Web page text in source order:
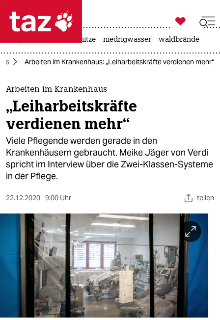
 taz zahl ich
taz zahl ich
themen
politik
öko
gesellschaft
kultur
sport
berlin
wahrheit
verlag

taz zahl ich
hitze niedrigwasser waldbrände
Arbeiten im Krankenhaus: „Leiharbeitskräfte verdienen mehr“
Arbeiten im Krankenhaus
„Leiharbeitskräfte
verdienen mehr“
Viele Pflegende werden gerade in den
Krankenhäusern gebraucht. Meike Jäger von Verdi
spricht im Interview über die Zwei-Klassen-Systeme
in der Pflege.
22.12.2020 9:00 Uhr teilen